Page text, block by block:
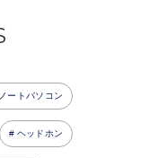
ノートパソコン
ヘッドホン